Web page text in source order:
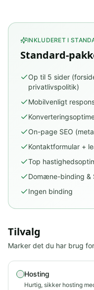
INKLUDERET I
Standard-
Op til 5 sider
privatlivspolitik)
Mobilvenligt
On-page SEO
Kontaktformular +
Top
Domæne-binding &
Ingen binding
Tilvalg
Marker det du har brug
Hosting
Hurtig, sikker hosting